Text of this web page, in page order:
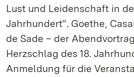
Lust und Leidenschaft in
Jahrhundert“. Goethe,
de Sade – der
Herzschlag des 18.
Anmeldung für die